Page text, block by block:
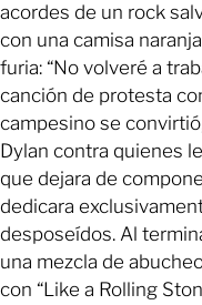
acordes de un rock
con una camisa
furia: “No volveré a
canción de protesta
campesino se
Dylan contra quienes
que dejara de
dedicara
desposeídos. Al
una mezcla de
con “Like a Rolling